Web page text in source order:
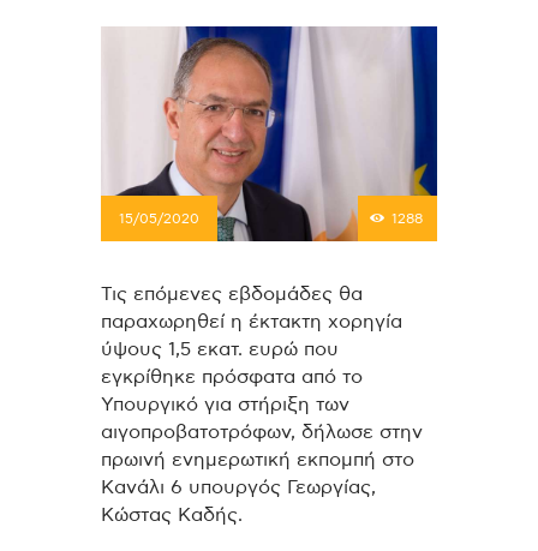
15/05/2020 1288
Τις επόμενες εβδομάδες θα
παραχωρηθεί η έκτακτη χορηγία
ύψους 1,5 εκατ. ευρώ που
εγκρίθηκε πρόσφατα από το
Υπουργικό για στήριξη των
αιγοπροβατοτρόφων, δήλωσε στην
πρωινή ενημερωτική εκπομπή στο
Κανάλι 6 υπουργός Γεωργίας,
Κώστας Καδής.